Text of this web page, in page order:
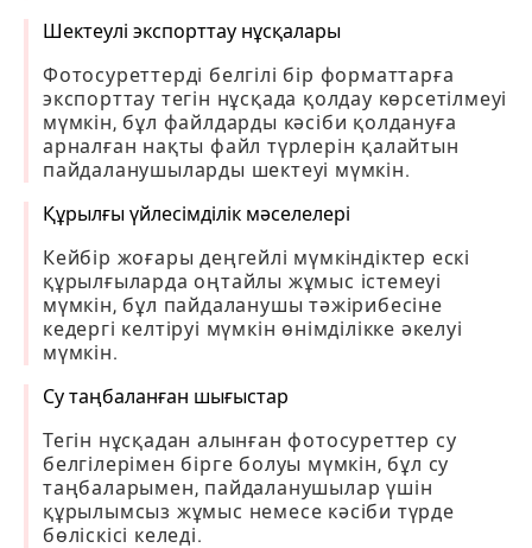
Шектеулі экспорттау нұсқалары
Фотосуреттерді белгілі бір форматтарға
экспорттау тегін нұсқада қолдау көрсетілмеуі
мүмкін, бұл файлдарды кәсіби қолдануға
арналған нақты файл түрлерін қалайтын
пайдаланушыларды шектеуі мүмкін.
Құрылғы үйлесімділік мәселелері
Кейбір жоғары деңгейлі мүмкіндіктер ескі
құрылғыларда оңтайлы жұмыс істемеуі
мүмкін, бұл пайдаланушы тәжірибесіне
кедергі келтіруі мүмкін өнімділікке әкелуі
мүмкін.
Су таңбаланған шығыстар
Тегін нұсқадан алынған фотосуреттер су
белгілерімен бірге болуы мүмкін, бұл су
таңбаларымен, пайдаланушылар үшін
құрылымсыз жұмыс немесе кәсіби түрде
бөліскісі келеді.